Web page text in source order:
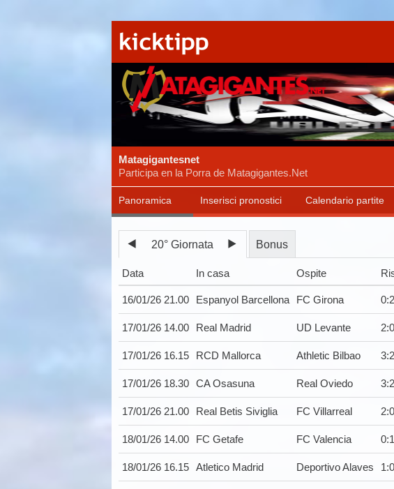
Matagigantesnet
Participa en la Porra de Matagigantes.Net
Panoramica Inserisci pronostici Calendario partite
20° Giornata Bonus
Data In casa Ospite
16/01/26 21.00 Espanyol Barcellona FC Girona 0:2
17/01/26 14.00 Real Madrid UD Levante 2:0
17/01/26 16.15 RCD Mallorca Athletic Bilbao 3:2
17/01/26 18.30 CA Osasuna Real Oviedo 3:2
17/01/26 21.00 Real Betis Siviglia FC Villarreal 2:0
18/01/26 14.00 FC Getafe FC Valencia 0:1
18/01/26 16.15 Atletico Madrid Deportivo Alaves 1:0